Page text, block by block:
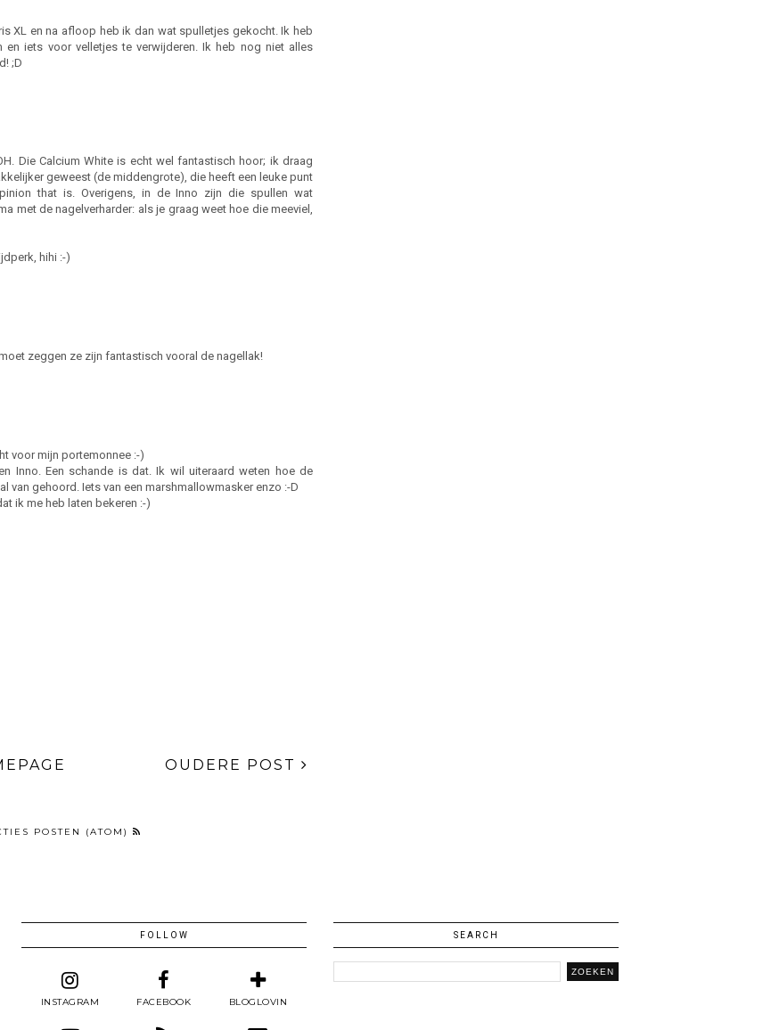
XL en na afloop heb ik dan wat spulletjes gekocht. Ik heb
en iets voor velletjes te verwijderen. Ik heb nog niet alles
;D
Die Calcium White is echt wel fantastisch hoor; ik draag
geweest (de middengrote), die heeft een leuke punt
that is. Overigens, in de Inno zijn die spullen wat
met de nagelverharder: als je graag weet hoe die meeviel,
hihi :-)
zeggen ze zijn fantastisch vooral de nagellak!
voor mijn portemonnee :-)
Inno. Een schande is dat. Ik wil uiteraard weten hoe de
van gehoord. Iets van een marshmallowmasker enzo :-D
ik me heb laten bekeren :-)
OUDERE POST
POSTEN (ATOM)
FOLLOW
INSTAGRAM FACEBOOK BLOGLOVIN
SEARCH